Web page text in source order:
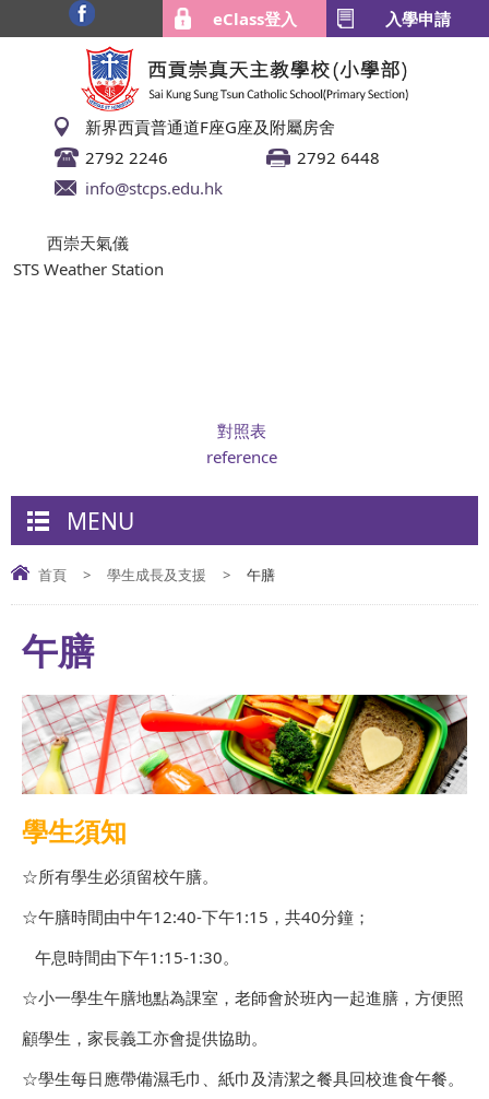
eClass登入 入學申請
新界西貢普通道F座G座及附屬房舍
2792 2246
2792 6448
info@stcps.edu.hk
西崇天氣儀
STS Weather Station
對照表
reference
MENU
首頁 > 學生成長及支援 > 午膳
午膳
學生須知
☆所有學生必須留校午膳。
☆午膳時間由中午12:40-下午1:15，共40分鐘；
午息時間由下午1:15-1:30。
☆小一學生午膳地點為課室，老師會於班內一起進膳，方便照
顧學生，家長義工亦會提供協助。
☆學生每日應帶備濕毛巾、紙巾及清潔之餐具回校進食午餐。